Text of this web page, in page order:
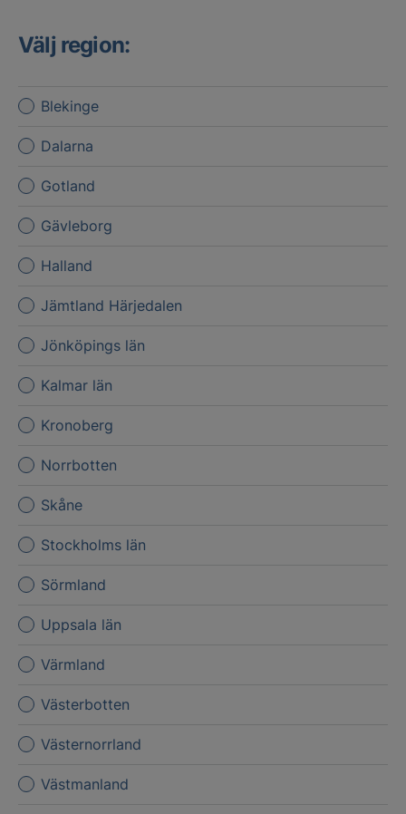
Välj region:
Blekinge
Dalarna
Gotland
Gävleborg
Halland
Jämtland Härjedalen
Jönköpings län
Kalmar län
Kronoberg
Norrbotten
Skåne
Stockholms län
Sörmland
Uppsala län
Värmland
Västerbotten
Västernorrland
Västmanland